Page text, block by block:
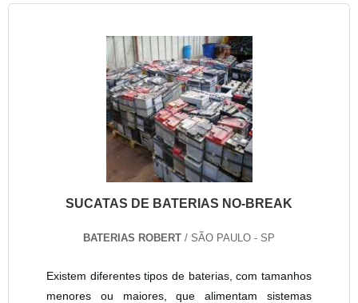
SUCATAS DE BATERIAS NO-BREAK
BATERIAS ROBERT / SÃO PAULO - SP
Existem diferentes tipos de baterias, com tamanhos
menores ou maiores, que alimentam sistemas